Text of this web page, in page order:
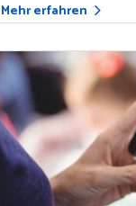
Mehr erfahren